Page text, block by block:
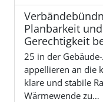
Planbarkeit
Gerechtigkeit
25 in der
appellieren an die
klare und stabile
Wärmewende zu…